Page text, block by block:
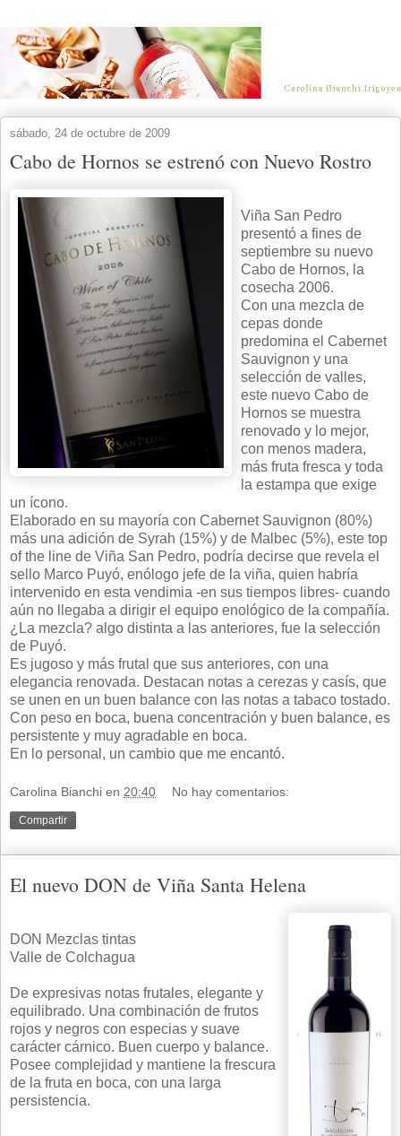
sábado, 24 de octubre de 2009
Cabo de Hornos se estrenó con Nuevo Rostro
Viña San Pedro
presentó a fines de
septiembre su nuevo
Cabo de Hornos, la
cosecha 2006.
Con una mezcla de
cepas donde
predomina el Cabernet
Sauvignon y una
selección de valles,
este nuevo Cabo de
Hornos se muestra
renovado y lo mejor,
con menos madera,
más fruta fresca y toda
la estampa que exige
un ícono.
Elaborado en su mayoría con Cabernet Sauvignon (80%)
más una adición de Syrah (15%) y de Malbec (5%), este top
of the line de Viña San Pedro, podría decirse que revela el
sello Marco Puyó, enólogo jefe de la viña, quien habría
intervenido en esta vendimia -en sus tiempos libres- cuando
aún no llegaba a dirigir el equipo enológico de la compañía.
¿La mezcla? algo distinta a las anteriores, fue la selección
de Puyó.
Es jugoso y más frutal que sus anteriores, con una
elegancia renovada. Destacan notas a cerezas y casís, que
se unen en un buen balance con las notas a tabaco tostado.
Con peso en boca, buena concentración y buen balance, es
persistente y muy agradable en boca.
En lo personal, un cambio que me encantó.
Carolina Bianchi en 20:40 No hay comentarios:
Compartir
El nuevo DON de Viña Santa Helena
DON Mezclas tintas
Valle de Colchagua
De expresivas notas frutales, elegante y
equilibrado. Una combinación de frutos
rojos y negros con especias y suave
carácter cárnico. Buen cuerpo y balance.
Posee complejidad y mantiene la frescura
de la fruta en boca, con una larga
persistencia.